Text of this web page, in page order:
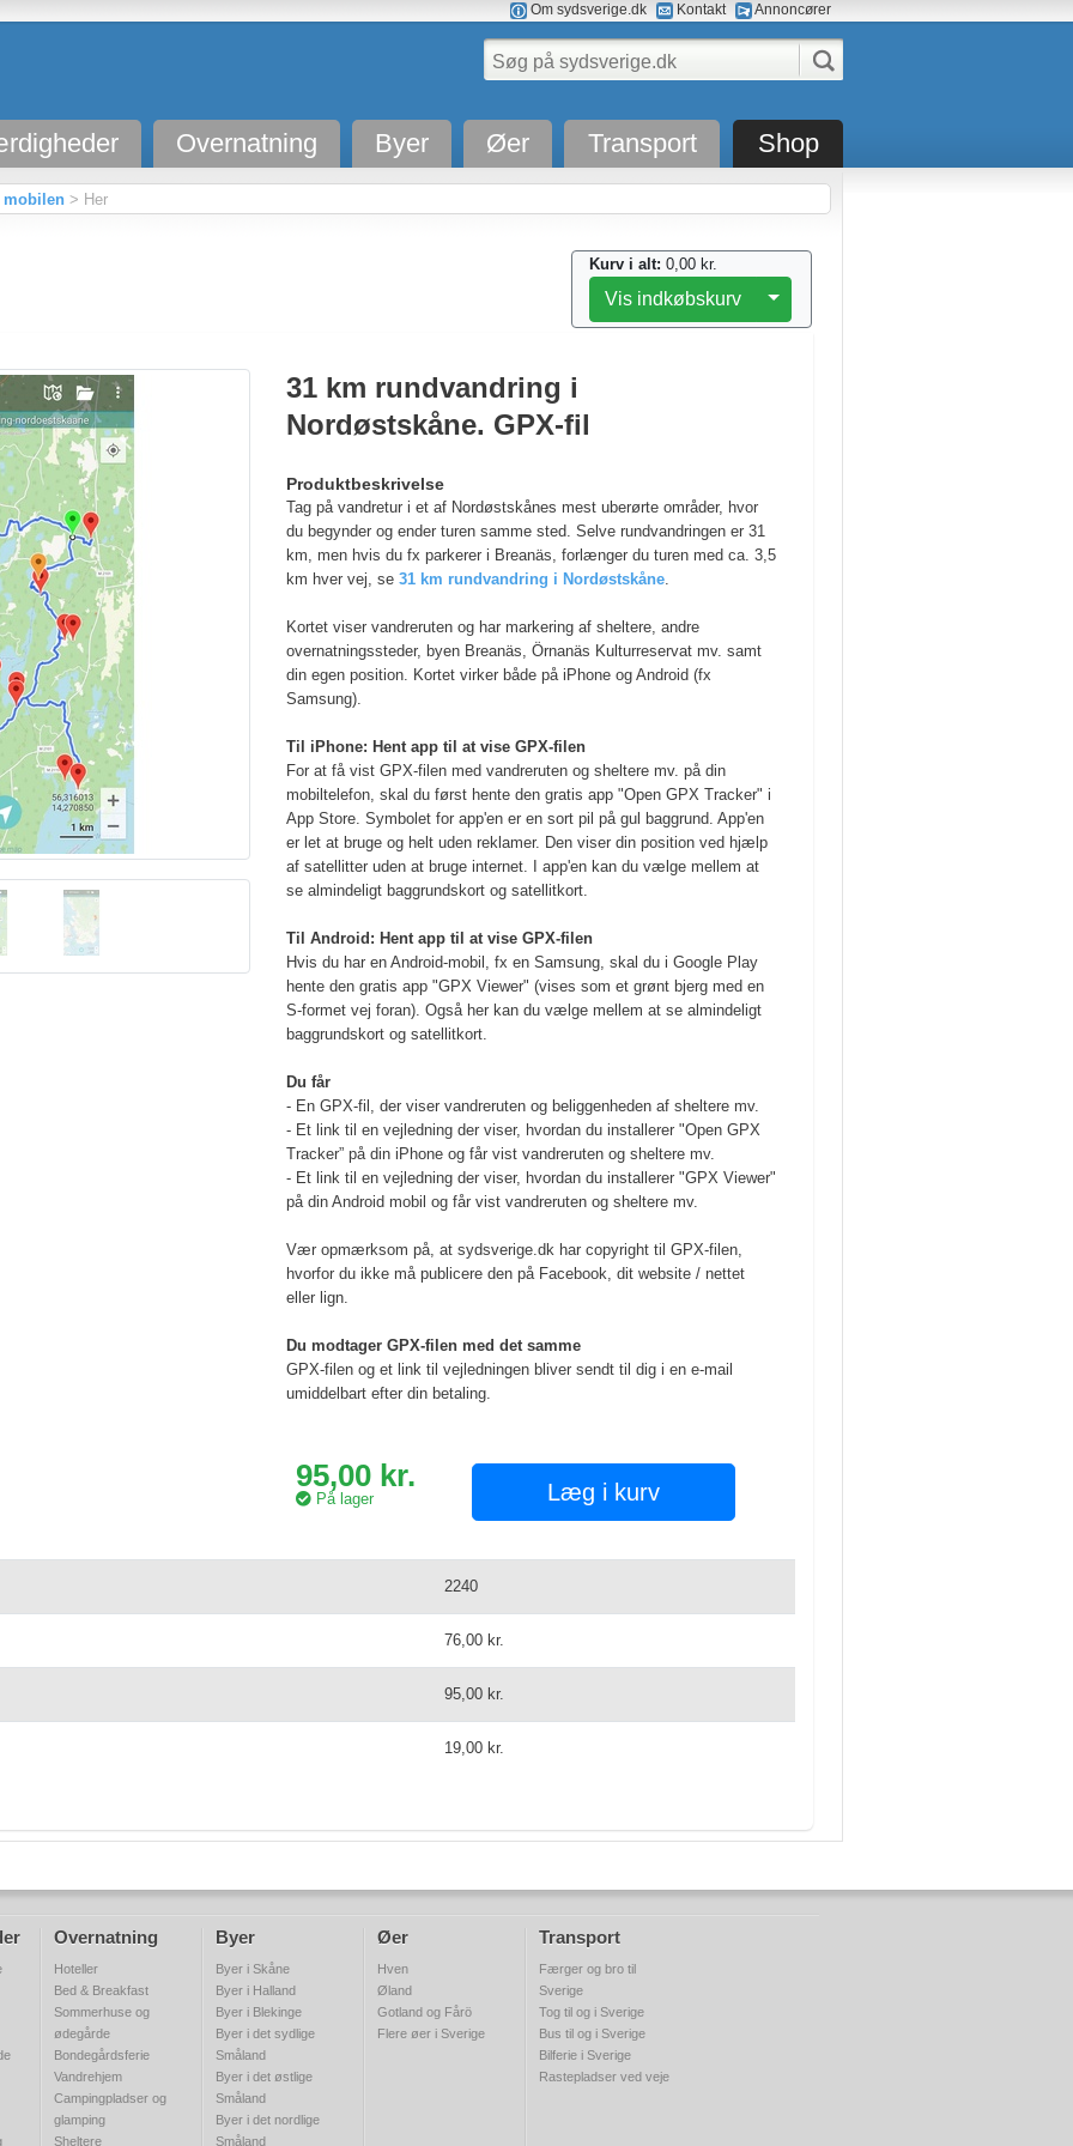
Om sydsverige.dk Kontakt Annoncører
Overnatning Byer Øer Transport Shop
mobilen > Her
Kurv i alt: 0,00 kr.
Vis indkøbskurv Toggle Dropdown
31 km rundvandring i
Nordøstskåne. GPX-fil
Produktbeskrivelse
Tag på vandretur i et af Nordøstskånes mest uberørte områder, hvor
du begynder og ender turen samme sted. Selve rundvandringen er 31
km, men hvis du fx parkerer i Breanäs, forlænger du turen med ca. 3,5
km hver vej, se 31 km rundvandring i Nordøstskåne.
Kortet viser vandreruten og har markering af sheltere, andre
overnatningssteder, byen Breanäs, Örnanäs Kulturreservat mv. samt
din egen position. Kortet virker både på iPhone og Android (fx
Samsung).
Til iPhone: Hent app til at vise GPX-filen
For at få vist GPX-filen med vandreruten og sheltere mv. på din
mobiltelefon, skal du først hente den gratis app "Open GPX Tracker" i
App Store. Symbolet for app'en er en sort pil på gul baggrund. App'en
er let at bruge og helt uden reklamer. Den viser din position ved hjælp
af satellitter uden at bruge internet. I app'en kan du vælge mellem at
se almindeligt baggrundskort og satellitkort.
Til Android: Hent app til at vise GPX-filen
Hvis du har en Android-mobil, fx en Samsung, skal du i Google Play
hente den gratis app "GPX Viewer" (vises som et grønt bjerg med en
S-formet vej foran). Også her kan du vælge mellem at se almindeligt
baggrundskort og satellitkort.
Du får
- En GPX-fil, der viser vandreruten og beliggenheden af sheltere mv.
- Et link til en vejledning der viser, hvordan du installerer "Open GPX
Tracker” på din iPhone og får vist vandreruten og sheltere mv.
- Et link til en vejledning der viser, hvordan du installerer "GPX Viewer"
på din Android mobil og får vist vandreruten og sheltere mv.
Vær opmærksom på, at sydsverige.dk har copyright til GPX-filen,
hvorfor du ikke må publicere den på Facebook, dit website / nettet
eller lign.
Du modtager GPX-filen med det samme
GPX-filen og et link til vejledningen bliver sendt til dig i en e-mail
umiddelbart efter din betaling.
95,00 kr.
På lager Læg i kurv
2240
76,00 kr.
95,00 kr.
19,00 kr.
Overnatning
Hoteller
Bed & Breakfast
Sommerhuse og
ødegårde
Bondegårdsferie
Vandrehjem
Campingpladser og
glamping
Sheltere
Byer
Byer i Skåne
Byer i Halland
Byer i Blekinge
Byer i det sydlige
Småland
Byer i det østlige
Småland
Byer i det nordlige
Småland
Øer
Hven
Øland
Gotland og Fårö
Flere øer i Sverige
Transport
Færger og bro til
Sverige
Tog til og i Sverige
Bus til og i Sverige
Bilferie i Sverige
Rastepladser ved veje